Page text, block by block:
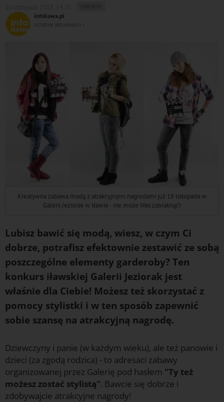
infoilawa.pl
ostatnie aktualności ‹
Kreatywna zabawa modą z atrakcyjnymi nagrodami już 18 listopada w
Galerii Jeziorak w Iławie - nie może Was zabraknąć!
Lubisz bawić się modą, wiesz, w czym Ci
dobrze, potrafisz efektownie zestawić ze sobą
poszczególne elementy garderoby? Ten
konkurs iławskiej Galerii Jeziorak jest
właśnie dla Ciebie! Możesz też skorzystać z
pomocy stylistki i w ten sposób zapewnić
sobie szansę na atrakcyjną nagrodę.
Dziewczyny i panie (w każdym wieku), ale też panowie i
dzieci (za zgodą rodzica) - to adresaci zabawy
organizowanej przez Galerię pod hasłem "Ty też
możesz zostać stylistą". Bawcie się dobrze i
zdobywajcie atrakcyjne nagrody!